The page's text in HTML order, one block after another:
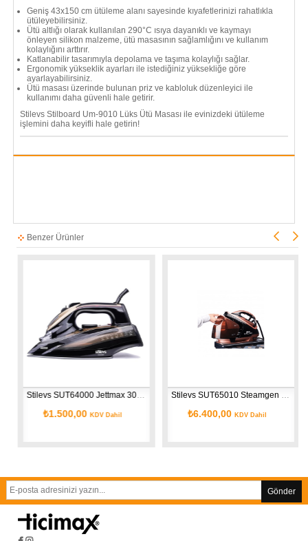
Geniş 43x150 cm ütüleme alanı sayesinde kıyafetlerinizi rahatlıkla
ütüleyebilirsiniz.
Ütü altlığı olarak kullanılan 290°C ısıya dayanıklı ve kaymayı
önleyen silikon malzeme, ütü masasının sağlamlığını ve kullanım
kolaylığını arttırır.
Katlanabilir tasarımıyla depolama ve taşıma kolaylığı sağlar.
Ergonomik yükseklik ayarları ile istediğiniz yüksekliğe göre
ayarlayabilirsiniz.
Ütü masası üzerinde bulunan priz ve kabloluk düzenleyici ile
kullanımı daha güvenli hale getirir.
Stilevs Stilboard Um-9010 Lüks Ütü Masası ile evinizdeki ütüleme
işlemini daha keyifli hale getirin!
Benzer Ürünler
Stilevs SUT64000 Jettmax 3000 Nano Seramik Ütü - Gold
₺1.500,00 KDV Dahil
Stilevs SUT65010 Steamgen 3000 Buhar Kazanlı Ütü
₺6.400,00 KDV Dahil
Gönder